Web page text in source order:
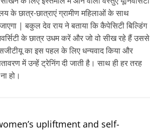
के छात्र-छात्राएं ग्रामीण महिलाओं के साथ
| बकुल देव राय ने बताया कि कैपेसिटी बिल्डिंग
के छात्र उधम करें और जो वो सीख रहे हैं उससे
का इस पहल के लिए धन्यवाद किया और
में उन्हें ट्रेनिंग दी जाती है। साथ ही हर तरह
हो।
upliftment and self-